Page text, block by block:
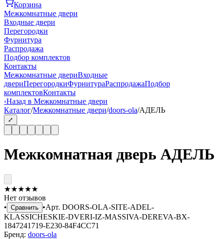
Корзина
Межкомнатные двери
Входные двери
Перегородки
Фурнитура
Распродажа
Подбор комплектов
Контакты
Межкомнатные двериВходные
двериПерегородкиФурнитураРаспродажаПодбор
комплектовКонтакты
‹Назад в Межкомнатные двери
Каталог/Межкомнатные двери/doors-ola/АДЕЛЬ
⤢
Межкомнатная дверь АДЕЛЬ
★★★★★
Нет отзывов
• Сравнить •Арт. DOORS-OLA-SITE-ADEL-
KLASSICHESKIE-DVERI-IZ-MASSIVA-DEREVA-BX-
1847241719-E230-84F4CC71
Бренд: doors-ola